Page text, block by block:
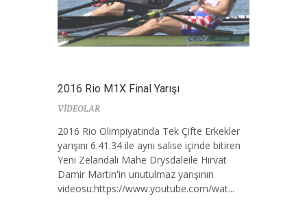
2016 Rio M1X Final Yarışı
VİDEOLAR
2016 Rio Olimpiyatında Tek Çifte Erkekler
yarışını 6.41.34 ile aynı salise içinde bitiren
Yeni Zelandalı Mahe Drysdaleile Hırvat
Damir Martin'in unutulmaz yarışının
videosu:https://www.youtube.com/wat...